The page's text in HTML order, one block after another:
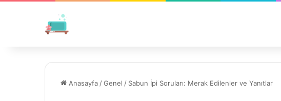
Anasayfa /Genel / Sabun İpi Soruları: Merak Edilenler ve Yanıtlar